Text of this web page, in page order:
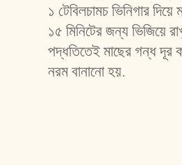
১ টেবিলচামচ ভিনিগার
১৫ মিনিটের জন্য ভিজিয়ে
পদ্ধতিতেই মাছের গন্ধ দূর
নরম বানানো হয়.